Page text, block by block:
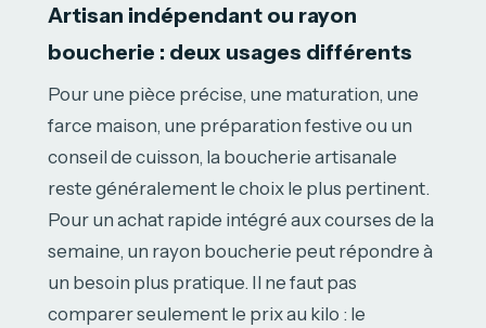
Artisan indépendant ou rayon
boucherie : deux usages différents
Pour une pièce précise, une maturation, une
farce maison, une préparation festive ou un
conseil de cuisson, la boucherie artisanale
reste généralement le choix le plus pertinent.
Pour un achat rapide intégré aux courses de la
semaine, un rayon boucherie peut répondre à
un besoin plus pratique. Il ne faut pas
comparer seulement le prix au kilo : le